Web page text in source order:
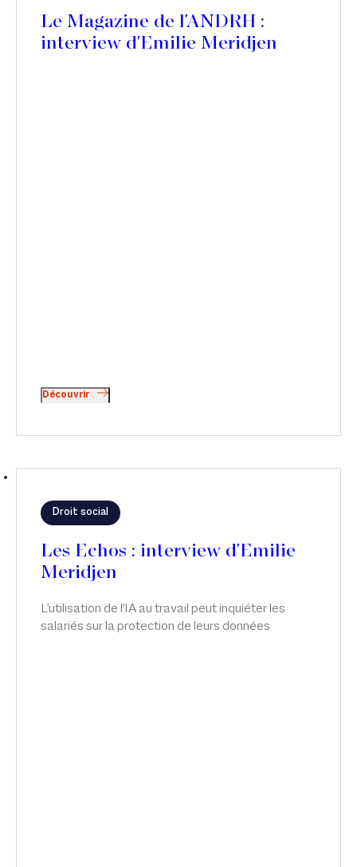
Le Magazine de l'ANDRH :
interview d'Emilie Meridjen
Découvrir
Droit social
L'utilisation de l'IA au travail peut inquiéter les
salariés sur la protection de leurs données
Les Echos : interview d'Emilie
Meridjen